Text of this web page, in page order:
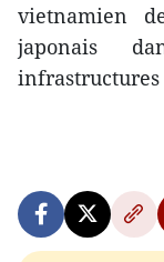
vietnamien
japonais
infrastructures